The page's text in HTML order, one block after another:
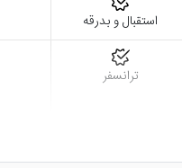
به هتل گرند جواهر
استقبال و بدرقه
ترانسفر